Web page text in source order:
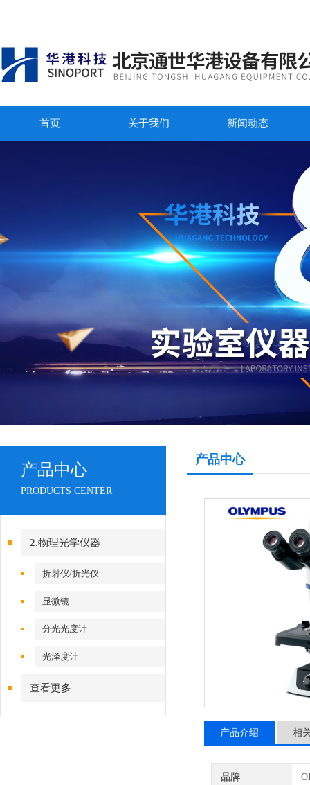
首页 关于我们 新闻动态
产品中心
PRODUCTS CENTER
2.物理光学仪器
折射仪/折光仪
显微镜
分光光度计
光泽度计
查看更多
产品中心
产品介绍 相
品牌